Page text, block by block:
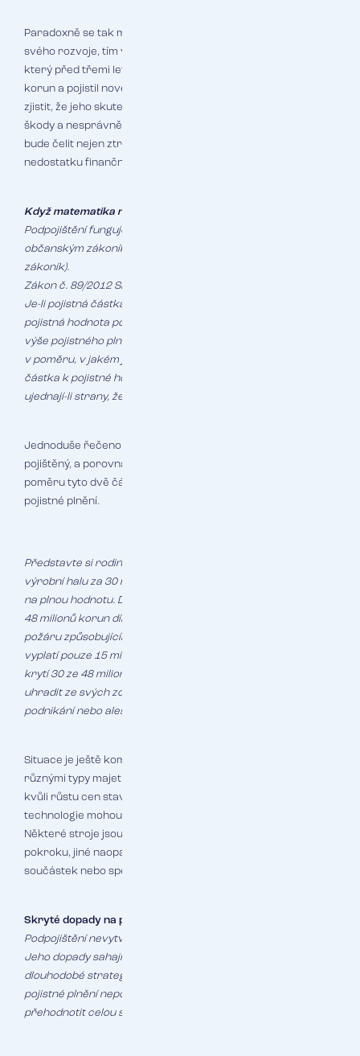
Paradoxně se tak může stát, že čím více firma investuje do
svého rozvoje, tím větší riziko podpojištění nese. Podnik,
který před třemi lety modernizoval výrobu za 50 milionů
korun a pojistil nové vybavení na tuto částku, může dnes
zjistit, že jeho skutečná hodnota činí 80 milionů. V případě
škody a nesprávně nastaveného pojistného programu tak
bude čelit nejen ztrátě majetku, ale i dramatickému
nedostatku finančních prostředků na obnovu.
Když matematika rozhoduje o přežití firmy
Podpojištění funguje podle jasných pravidel stanovených
občanským zákoníkem (Zákon č. 89/2012 Sb. občanský
zákoník).
Zákon č. 89/2012 Sb. občanský zákoník, § 2854 Podpojištění
Je-li pojistná částka v době pojistné události nižší než
pojistná hodnota pojištěného majetku, použije se pro určení
výše pojistného plnění částka odpovídající výši škody snížená
v poměru, v jakém je v době vzniku pojistné události pojistná
částka k pojistné hodnotě pojištěného majetku; to neplatí,
ujednají-li strany, že pojistné plnění sníženo nebude.
Jednoduše řečeno – vezme se částka, na kterou je majetek
pojištěný, a porovná se s jeho skutečnou hodnotou. V jakém
poměru tyto dvě částky jsou, v takovém poměru se krátí i
pojistné plnění.
Představte si rodinnou firmu, která před pěti lety postavila
výrobní halu za 30 milionů korun. Tehdy se rozhodla ji pojistit
na plnou hodnotu. Dnes by však stavba identické haly stála
48 milionů korun díky růstu cen materiálů a práce. Při
požáru způsobujícím škodu 24 milionů korun pojišťovna
vyplatí pouze 15 milionů korun – poměrnou část odpovídající
krytí 30 ze 48 milionů. Zbývajících 9 milionů musí firma
uhradit ze svých zdrojů, což může znamenat konec
podnikání nebo alespoň vážné finanční problémy.
Situace je ještě komplikovanější u složitých provozů s
různými typy majetku. Zatímco budovy zdražují mimo jiné
kvůli růstu cen stavebních materiálů a nákladů na práci,
technologie mohou mít zcela odlišnou dynamiku cen.
Některé stroje jsou dnes levnější díky technologickému
pokroku, jiné naopak výrazně dražší kvůli nedostatku
součástek nebo specializovaných materiálů.
Skryté dopady na podnikání
Podpojištění nevytváří problémy pouze v okamžiku škody.
Jeho dopady sahají daleko hlouběji do firemních procesů a
dlouhodobé strategie. Když firma čelí škodě a zjistí, že
pojistné plnění nepokryje náklady na obnovu, musí často
přehodnotit celou svou budoucnost.